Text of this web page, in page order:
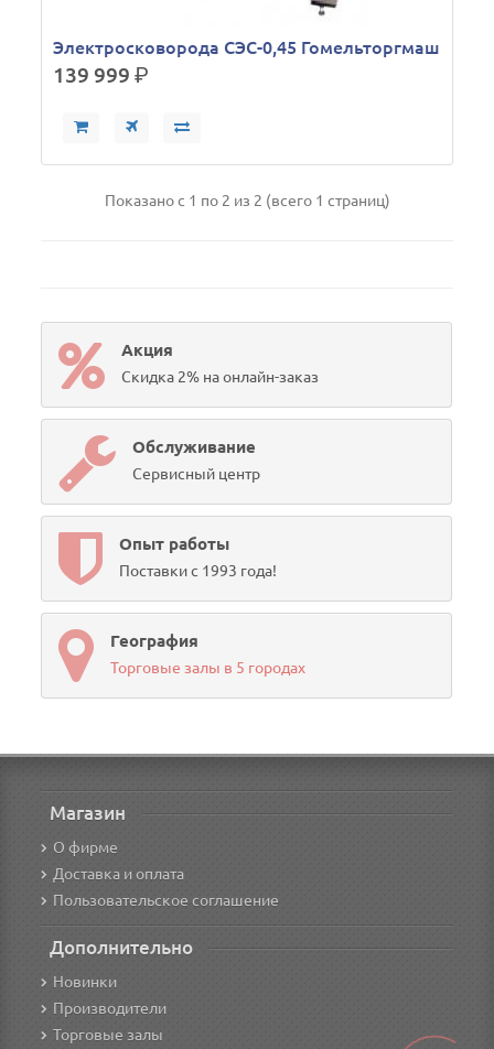
Электросковорода СЭС-0,45 Гомельторгмаш
139 999р.
Показано с 1 по 2 из 2 (всего 1 страниц)
Акция
Скидка 2% на онлайн-заказ
Обслуживание
Сервисный центр
Опыт работы
Поставки с 1993 года!
География
Торговые залы в 5 городах
Магазин
О фирме
Доставка и оплата
Пользовательское соглашение
Дополнительно
Новинки
Производители
Торговые залы